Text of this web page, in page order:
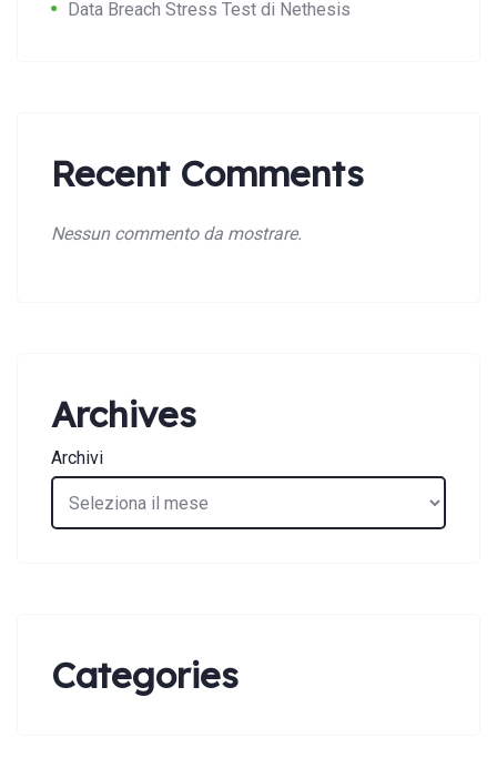
Data Breach Stress Test di Nethesis
Recent Comments
Nessun commento da mostrare.
Archives
Archivi
Categories